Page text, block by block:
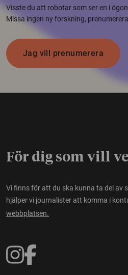
Visste du att robotar som ser en i
Missa ingen ny forskning,
Jag vill prenumerera
För dig som vill
Vi finns för att du ska kunna ta del av
hjälper vi journalister att komma i
webbplatsen.